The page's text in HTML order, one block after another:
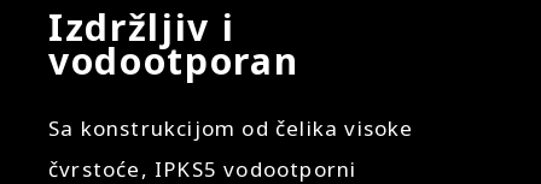
Izdržljiv i
vodootporan
Sa konstrukcijom od čelika visoke
čvrstoće, IPKS5 vodootporni